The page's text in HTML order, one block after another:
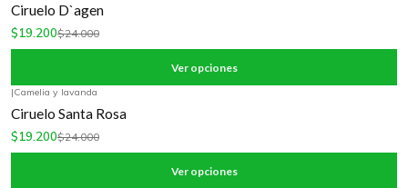
Ciruelo D`agen
$19.200$24.000
Ver opciones
|Camelia y lavanda
Ciruelo Santa Rosa
$19.200$24.000
Ver opciones